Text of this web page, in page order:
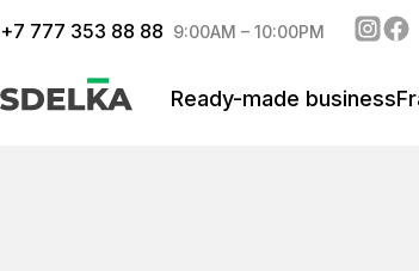
+7 777 353 88 88 9:00AM – 10:00PM
Ready-made business